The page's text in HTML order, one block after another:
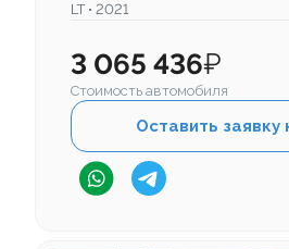
LT • 2021
3 065 436₽
Стоимость автомобиля
Оставить заявку